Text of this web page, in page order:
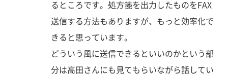
るところです。処方箋を出力したものをFAX
送信する方法もありますが、もっと効率化で
きると思っています。
どういう風に送信できるといいのかという部
分は高田さんにも見てもらいながら話してい